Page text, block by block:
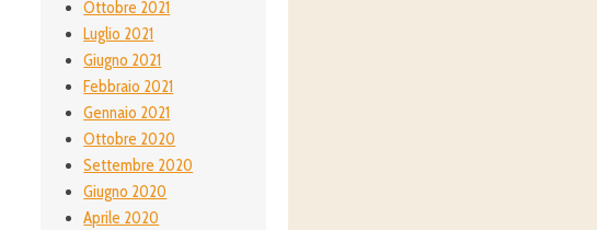
Ottobre 2021
Luglio 2021
Giugno 2021
Febbraio 2021
Gennaio 2021
Ottobre 2020
Settembre 2020
Giugno 2020
Aprile 2020